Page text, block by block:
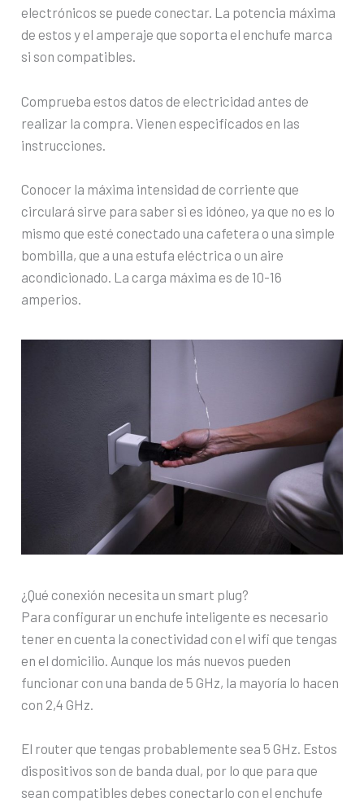
electrónicos se puede conectar. La potencia máxima
de estos y el amperaje que soporta el enchufe marca
si son compatibles.
Comprueba estos datos de electricidad antes de
realizar la compra. Vienen especificados en las
instrucciones.
Conocer la máxima intensidad de corriente que
circulará sirve para saber si es idóneo, ya que no es lo
mismo que esté conectado una cafetera o una simple
bombilla, que a una estufa eléctrica o un aire
acondicionado. La carga máxima es de 10-16
amperios.
¿Qué conexión necesita un smart plug?
Para configurar un enchufe inteligente es necesario
tener en cuenta la conectividad con el wifi que tengas
en el domicilio. Aunque los más nuevos pueden
funcionar con una banda de 5 GHz, la mayoría lo hacen
con 2,4 GHz.
El router que tengas probablemente sea 5 GHz. Estos
dispositivos son de banda dual, por lo que para que
sean compatibles debes conectarlo con el enchufe